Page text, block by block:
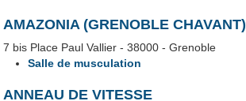
AMAZONIA (GRENOBLE CHAVANT)
7 bis Place Paul Vallier - 38000 - Grenoble
Salle de musculation
ANNEAU DE VITESSE